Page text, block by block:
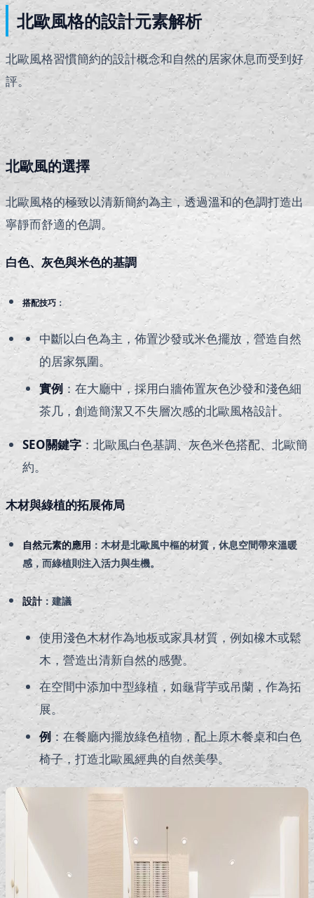
北歐風格的設計元素解析
北歐風格習慣簡約的設計概念和自然的居家休息而受到好
評。
北歐風的選擇
北歐風格的極致以清新簡約為主，透過溫和的色調打造出
寧靜而舒適的色調。
白色、灰色與米色的基調
搭配技巧 ：
中斷以白色為主，佈置沙發或米色擺放，營造自然
的居家氛圍。
實例：在大廳中，採用白牆佈置灰色沙發和淺色細
茶几，創造簡潔又不失層次感的北歐風格設計。
SEO關鍵字：北歐風白色基調、灰色米色搭配、北歐簡
約。
木材與綠植的拓展佈局
自然元素的應用 ：木材是北歐風中樞的材質，休息空間帶來溫暖
感，而綠植則注入活力與生機。
設計：建議
使用淺色木材作為地板或家具材質，例如橡木或鬆
木，營造出清新自然的感覺。
在空間中添加中型綠植，如龜背芋或吊蘭，作為拓
展。
例：在餐廳內擺放綠色植物，配上原木餐桌和白色
椅子，打造北歐風經典的自然美學。